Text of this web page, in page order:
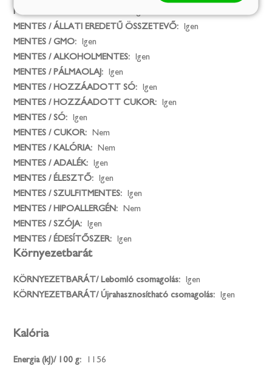
MENTES / TARTÓSÍTÓSZER:
MENTES / ÁLLATI EREDETŰ ÖSSZETEVŐ:
Igen
MENTES / GMO:
Igen
MENTES / ALKOHOLMENTES:
Igen
MENTES / PÁLMAOLAJ:
Igen
MENTES / HOZZÁADOTT SÓ:
Igen
MENTES / HOZZÁADOTT CUKOR:
Igen
MENTES / SÓ:
Igen
MENTES / CUKOR:
Nem
MENTES / KALÓRIA:
Nem
MENTES / ADALÉK:
Igen
MENTES / ÉLESZTŐ:
Igen
MENTES / SZULFITMENTES:
Igen
MENTES / HIPOALLERGÉN:
Nem
MENTES / SZÓJA:
Igen
MENTES / ÉDESÍTŐSZER:
Igen
Környezetbarát
KÖRNYEZETBARÁT/ Lebomló csomagolás:
Igen
KÖRNYEZETBARÁT/ Újrahasznosítható csomagolás:
Igen
Kalória
Energia (kJ)/ 100 g:
1156